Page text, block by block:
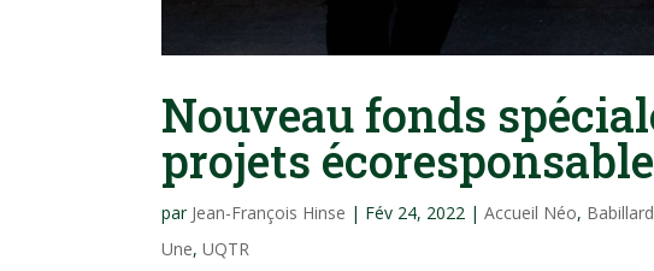
Nouveau fonds
projets
par Jean-François Hinse | Fév 24, 2022 |Accueil Néo, Babillard
Une,UQTR